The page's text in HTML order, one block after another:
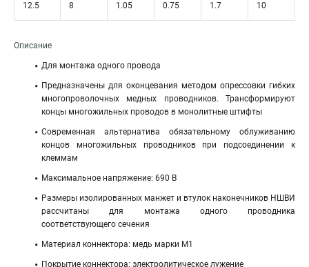
12.5 8 1.05 0.75 1.7 10
Описание
Для монтажа одного провода
Предназначены для оконцевания методом опрессовки гибких
многопроволочных медных проводников. Трансформируют
концы многожильных проводов в монолитные штифты
Современная альтернатива обязательному облуживанию
концов многожильных проводников при подсоединении к
клеммам
Максимальное напряжение: 690 В
Размеры изолированных манжет и втулок наконечников НШВИ
рассчитаны для монтажа одного проводника
соответствующего сечения
Материал коннектора: медь марки М1
Покрытие коннектора: электролитическое лужение